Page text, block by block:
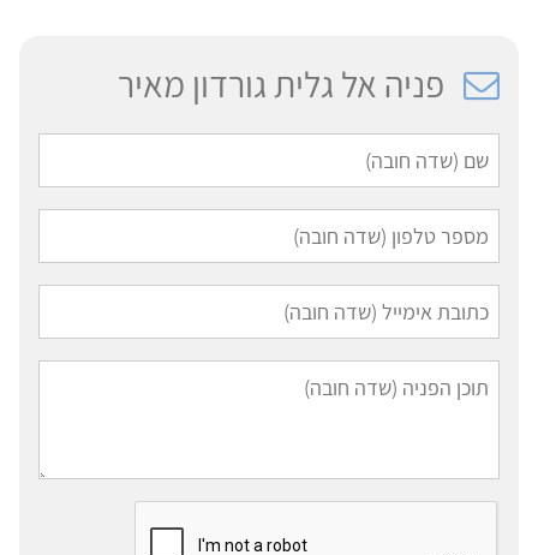
פניה אל גלית גורדון מאיר